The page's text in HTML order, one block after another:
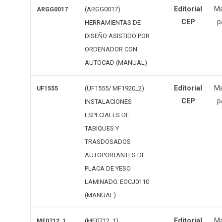
ARGG0017
(ARGG0017).
HERRAMIENTAS DE
DISEÑO ASISTIDO POR
ORDENADOR CON
AUTOCAD (MANUAL)
Editorial
CEP
UF1555
(UF1555/ MF1920_2).
INSTALACIONES
ESPECIALES DE
TABIQUES Y
TRASDOSADOS
AUTOPORTANTES DE
PLACA DE YESO
LAMINADO. EOCJ0110
(MANUAL)
Editorial
CEP
(MF0712_1).
Editorial